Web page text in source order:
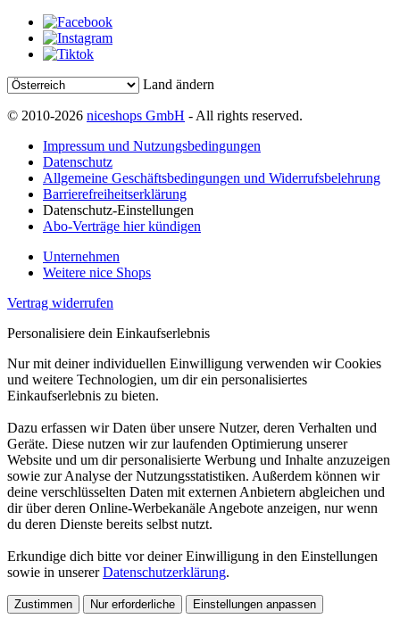
Land ändern
© 2010-2026 niceshops GmbH - All rights reserved.
Impressum und Nutzungsbedingungen
Datenschutz
Allgemeine Geschäftsbedingungen und Widerrufsbelehrung
Barrierefreiheitserklärung
Datenschutz-Einstellungen
Abo-Verträge hier kündigen
Unternehmen
Weitere nice Shops
Vertrag widerrufen
Personalisiere dein Einkaufserlebnis
Nur mit deiner individuellen Einwilligung verwenden wir Cookies
und weitere Technologien, um dir ein personalisiertes
Einkaufserlebnis zu bieten.
Dazu erfassen wir Daten über unsere Nutzer, deren Verhalten und
Geräte. Diese nutzen wir zur laufenden Optimierung unserer
Website und um dir personalisierte Werbung und Inhalte anzuzeigen
sowie zur Analyse der Nutzungsstatistiken. Außerdem können wir
deine verschlüsselten Daten mit externen Anbietern abgleichen und
dir über deren Online-Werbekanäle Angebote anzeigen, nur wenn
du deren Dienste bereits selbst nutzt.
Erkundige dich bitte vor deiner Einwilligung in den Einstellungen
sowie in unsererDatenschutzerklärung.
Zustimmen Nur erforderliche Einstellungen anpassen